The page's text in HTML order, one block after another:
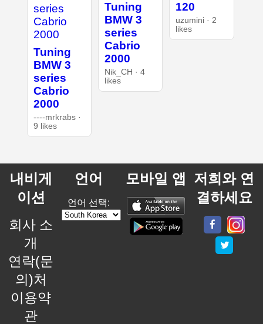
Tuning
BMW 3
series
Cabrio
2000
----mrkrabs ·
9 likes
Tuning
BMW 3
series
Cabrio
2000
Nik_CH · 4
likes
120
uzumini · 2
likes
내비게
이션
회사 소
개
연락(문
의)처
이용약
관
언어
언어 선택:
모바일 앱 저희와 연
결하세요